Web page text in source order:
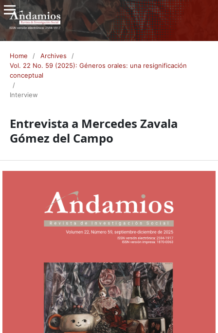
Home / Archives
/
Vol. 22 No. 59 (2025): Géneros orales: una resignificación
conceptual
/
Interview
Entrevista a Mercedes Zavala
Gómez del Campo